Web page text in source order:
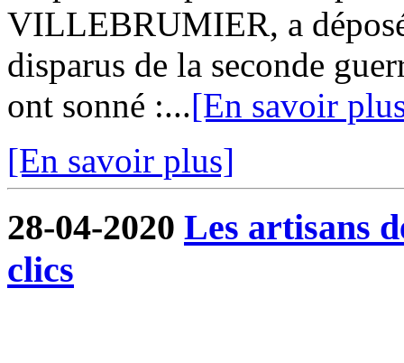
VILLEBRUMIER, a
disparus de la seconde
ont sonné :...[En savoir
[En savoir plus]
28-04-2020 Les artisans
clics